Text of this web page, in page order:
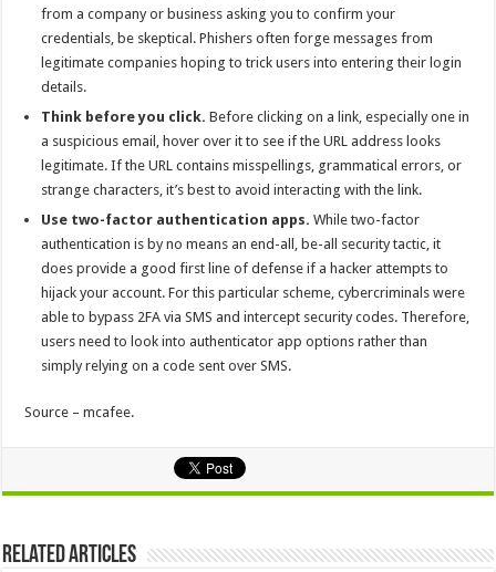
from a company or business asking you to confirm your
credentials, be skeptical. Phishers often forge messages from
legitimate companies hoping to trick users into entering their login
details.
Think before you click. Before clicking on a link, especially one in
a suspicious email, hover over it to see if the URL address looks
legitimate. If the URL contains misspellings, grammatical errors, or
strange characters, it’s best to avoid interacting with the link.
Use two-factor authentication apps. While two-factor
authentication is by no means an end-all, be-all security tactic, it
does provide a good first line of defense if a hacker attempts to
hijack your account. For this particular scheme, cybercriminals were
able to bypass 2FA via SMS and intercept security codes. Therefore,
users need to look into authenticator app options rather than
simply relying on a code sent over SMS.
Source – mcafee.
Related Articles